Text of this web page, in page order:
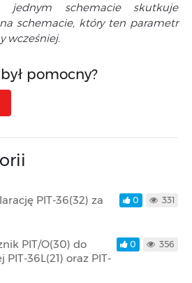
jednym schemacie skutkuje
schemacie, który ten parametr
wcześniej.
pomocny?
PIT-36(32) za
0 331
PIT/O(30) do
36L(21) oraz PIT-
0 356